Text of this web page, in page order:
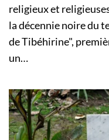
religieux et
la décennie noire du
de Tibéhirine",
un…